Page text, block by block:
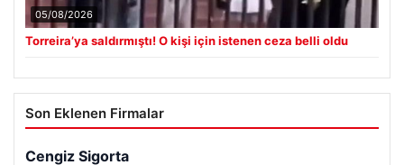
05/08/2026
Torreira’ya saldırmıştı! O kişi için istenen ceza belli oldu
Son Eklenen Firmalar